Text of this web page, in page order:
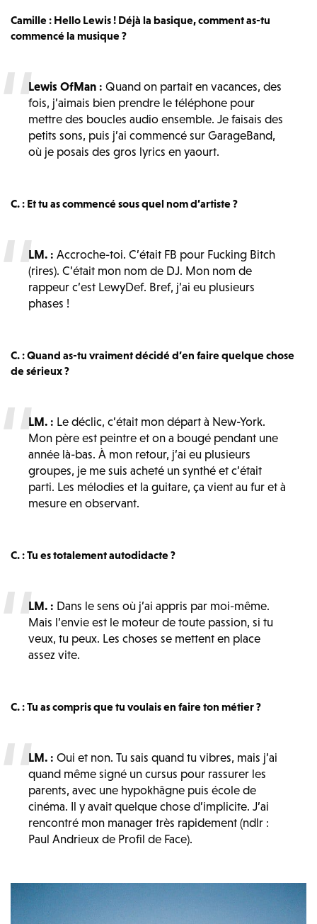
Camille : Hello Lewis ! Déjà la basique, comment as-tu
commencé la musique ?
Lewis OfMan : Quand on partait en vacances, des
fois, j’aimais bien prendre le téléphone pour
mettre des boucles audio ensemble. Je faisais des
petits sons, puis j’ai commencé sur GarageBand,
où je posais des gros lyrics en yaourt.
C. : Et tu as commencé sous quel nom d’artiste ?
LM. : Accroche-toi. C’était FB pour Fucking Bitch
(rires). C’était mon nom de DJ. Mon nom de
rappeur c’est LewyDef. Bref, j’ai eu plusieurs
phases !
C. : Quand as-tu vraiment décidé d’en faire quelque chose
de sérieux ?
LM. : Le déclic, c’était mon départ à New-York.
Mon père est peintre et on a bougé pendant une
année là-bas. À mon retour, j’ai eu plusieurs
groupes, je me suis acheté un synthé et c’était
parti. Les mélodies et la guitare, ça vient au fur et à
mesure en observant.
C. : Tu es totalement autodidacte ?
LM. : Dans le sens où j’ai appris par moi-même.
Mais l’envie est le moteur de toute passion, si tu
veux, tu peux. Les choses se mettent en place
assez vite.
C. : Tu as compris que tu voulais en faire ton métier ?
LM. : Oui et non. Tu sais quand tu vibres, mais j’ai
quand même signé un cursus pour rassurer les
parents, avec une hypokhâgne puis école de
cinéma. Il y avait quelque chose d’implicite. J’ai
rencontré mon manager très rapidement (ndlr :
Paul Andrieux de Profil de Face).